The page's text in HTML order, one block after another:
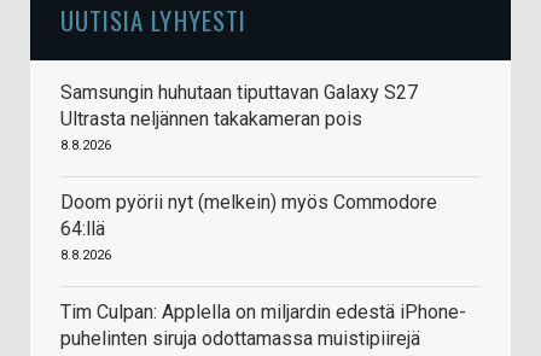
UUTISIA LYHYESTI
Samsungin huhutaan tiputtavan Galaxy S27
Ultrasta neljännen takakameran pois
8.8.2026
Doom pyörii nyt (melkein) myös Commodore
64:llä
8.8.2026
Tim Culpan: Applella on miljardin edestä iPhone-
puhelinten siruja odottamassa muistipiirejä